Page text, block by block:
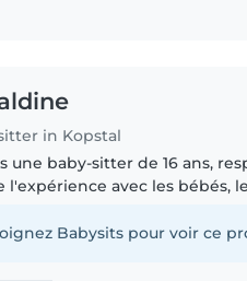
in Kopstal
une baby-sitter de 16 ans,
l'expérience avec les bébés,
Babysits pour voir ce